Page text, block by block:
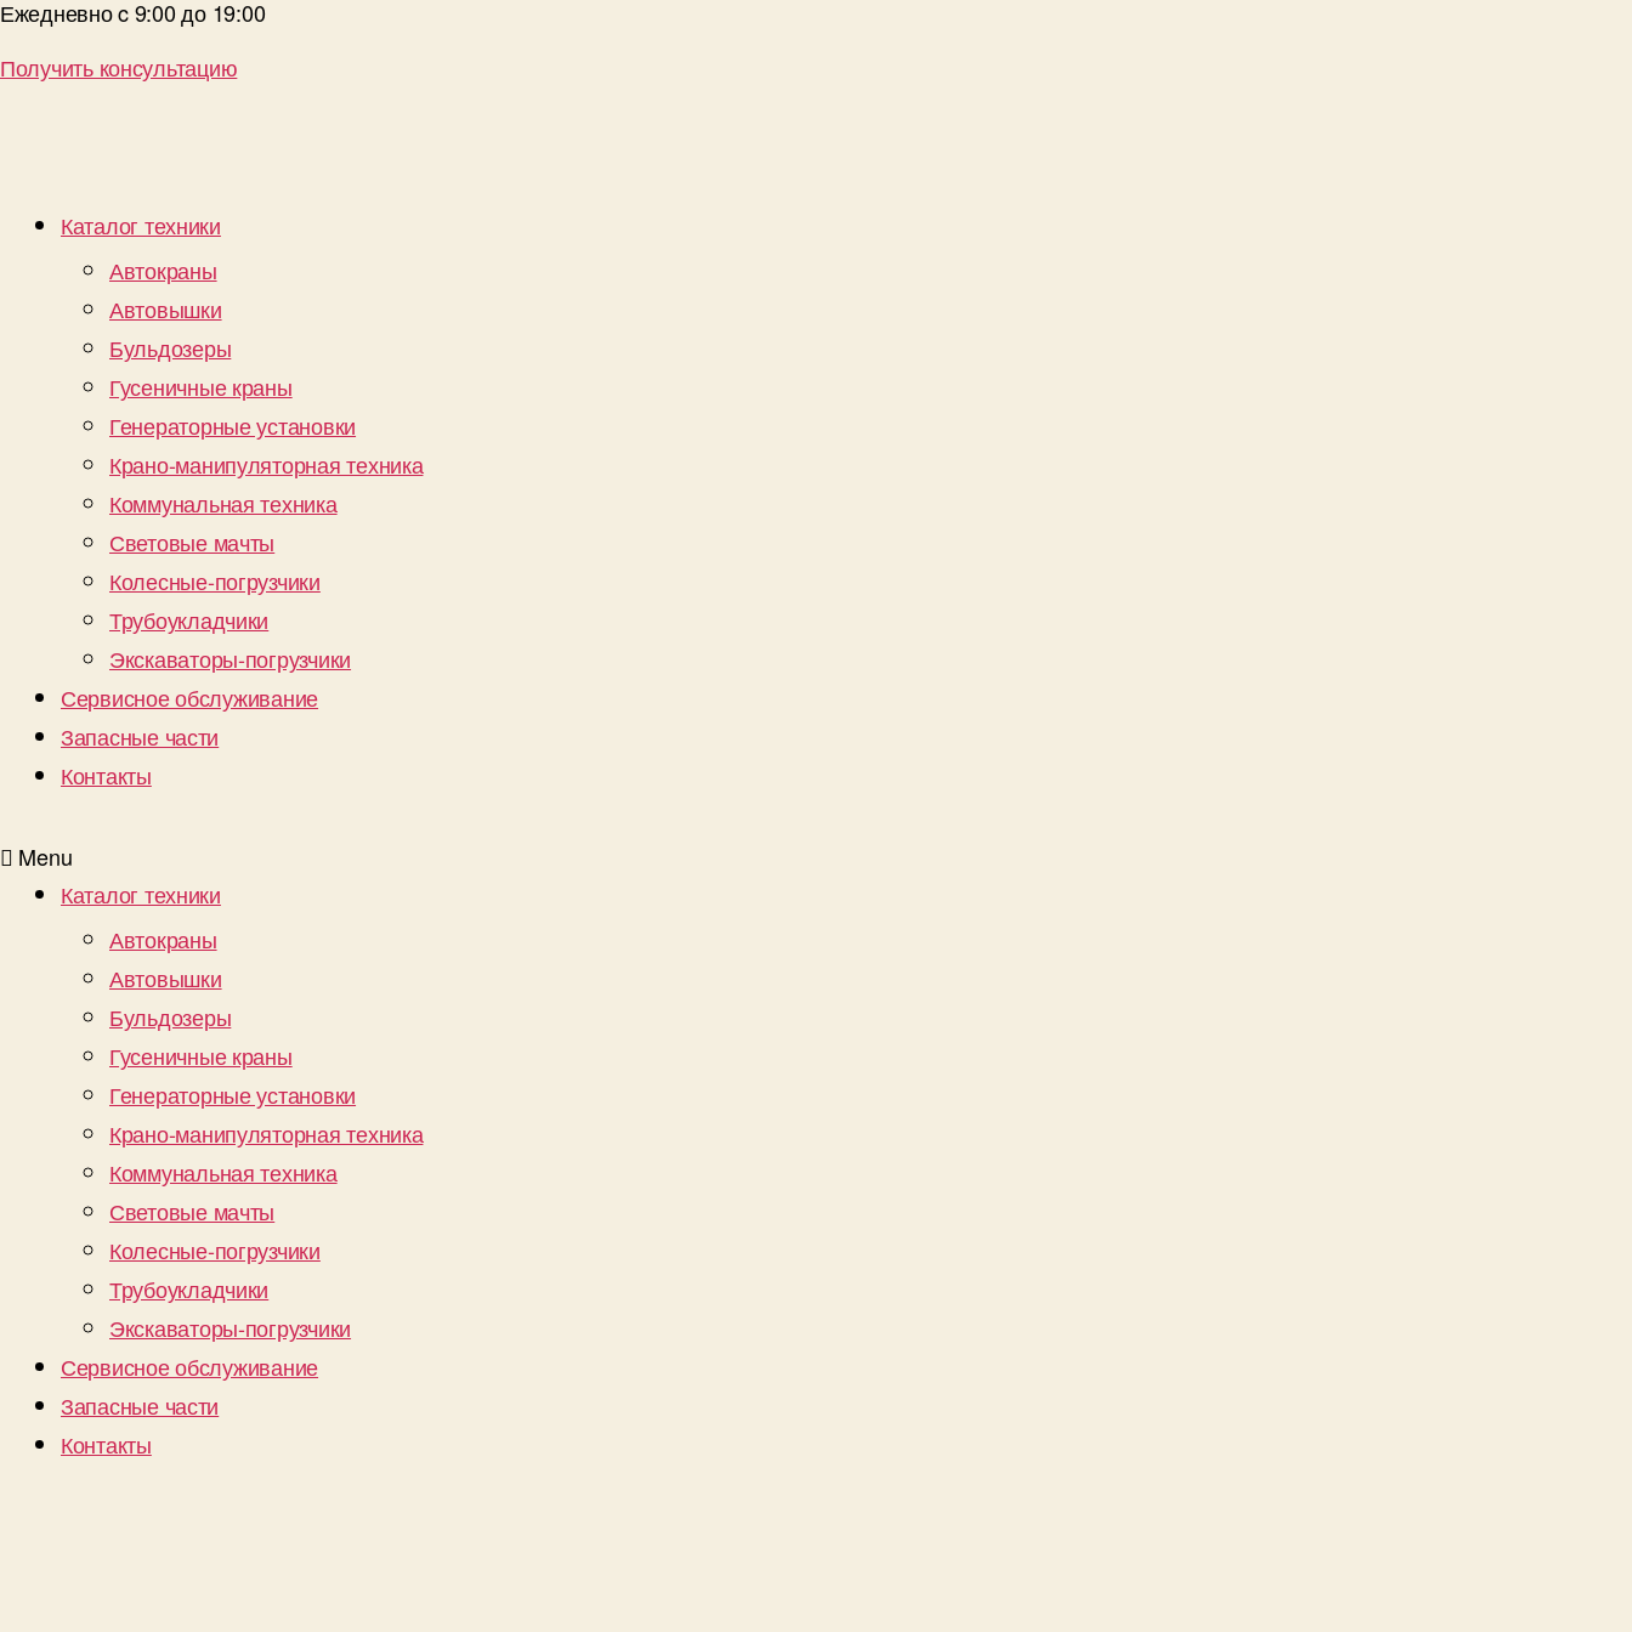
Ежедневно c 9:00 до 19:00
Получить консультацию
Каталог техники
Автокраны
Автовышки
Бульдозеры
Гусеничные краны
Генераторные установки
Крано-манипуляторная техника
Коммунальная техника
Световые мачты
Колесные-погрузчики
Трубоукладчики
Экскаваторы-погрузчики
Сервисное обслуживание
Запасные части
Контакты
Menu
Каталог техники
Автокраны
Автовышки
Бульдозеры
Гусеничные краны
Генераторные установки
Крано-манипуляторная техника
Коммунальная техника
Световые мачты
Колесные-погрузчики
Трубоукладчики
Экскаваторы-погрузчики
Сервисное обслуживание
Запасные части
Контакты